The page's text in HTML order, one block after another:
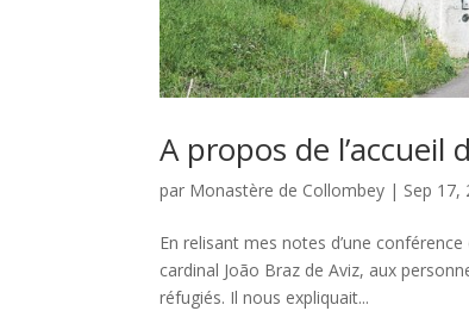
A propos de l’accueil
par Monastère de Collombey | Sep 17,
En relisant mes notes d’une
cardinal João Braz de Aviz, aux
réfugiés. Il nous expliquait...